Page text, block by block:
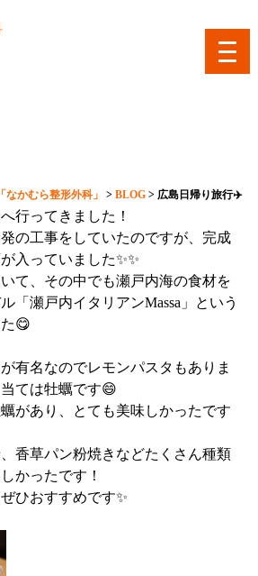
toggle
なかむら整形外科」 >BLOG > 広島日帰り旅行✈️
行ってきました！
の工事をしていたのですが、完成
入っていました✨✨
て、その中でも瀬戸内海の食材を
「瀬戸内イタリアンMassa」という
😋
有名なのでレモンパスタもありま
ては牡蠣です😄
があり、とても美味しかったです
香草パン粉焼きなどたくさん種類
かったです！
ひおすすめです✨